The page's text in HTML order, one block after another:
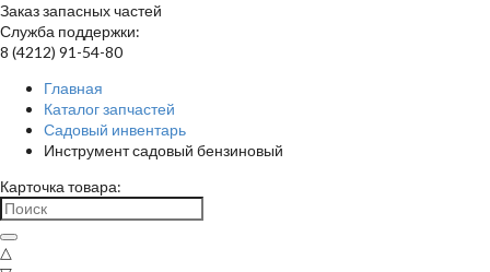
Заказ запасных частей
Служба поддержки:
8 (4212) 91-54-80
Главная
Каталог запчастей
Садовый инвентарь
Инструмент садовый бензиновый
Карточка товара:
△